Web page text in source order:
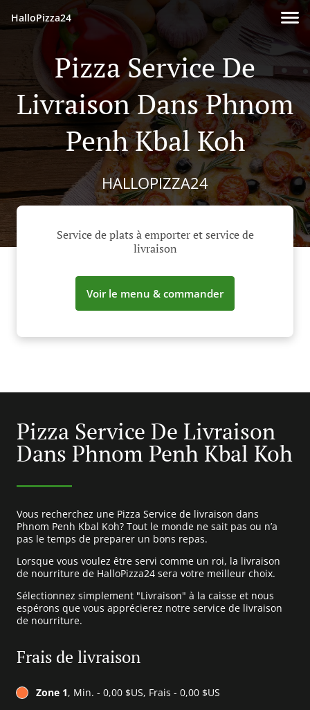
HalloPizza24
Pizza Service De
Livraison Dans Phnom
Penh Kbal Koh
HALLOPIZZA24
Service de plats à emporter et service de
livraison
Voir le menu & commander
Pizza Service De Livraison
Dans Phnom Penh Kbal Koh
Vous recherchez une Pizza Service de livraison dans
Phnom Penh Kbal Koh? Tout le monde ne sait pas ou n’a
pas le temps de preparer un bons repas.
Lorsque vous voulez être servi comme un roi, la livraison
de nourriture de HalloPizza24 sera votre meilleur choix.
Sélectionnez simplement "Livraison" à la caisse et nous
espérons que vous apprécierez notre service de livraison
de nourriture.
Frais de livraison
Zone 1, Min. - 0,00 $US, Frais - 0,00 $US